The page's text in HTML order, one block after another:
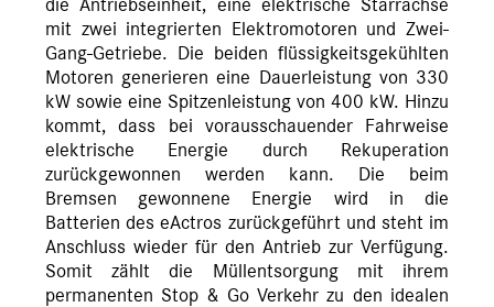
die Antriebseinheit, eine elektrische Starrachse
mit zwei integrierten Elektromotoren und Zwei-
Gang-Getriebe. Die beiden flüssigkeitsgekühlten
Motoren generieren eine Dauerleistung von 330
kW sowie eine Spitzenleistung von 400 kW. Hinzu
kommt, dass bei vorausschauender Fahrweise
elektrische Energie durch Rekuperation
zurückgewonnen werden kann. Die beim
Bremsen gewonnene Energie wird in die
Batterien des eActros zurückgeführt und steht im
Anschluss wieder für den Antrieb zur Verfügung.
Somit zählt die Müllentsorgung mit ihrem
permanenten Stop & Go Verkehr zu den idealen